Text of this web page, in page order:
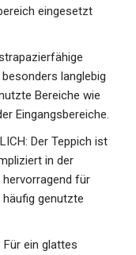
eingesetzt
strapazierfähige
langlebig
Bereiche wie
Eingangsbereiche.
Der Teppich ist
in der
hervorragend für
genutzte
Für ein glattes